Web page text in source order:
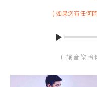
( 如果您有任何
( 讓音樂陪